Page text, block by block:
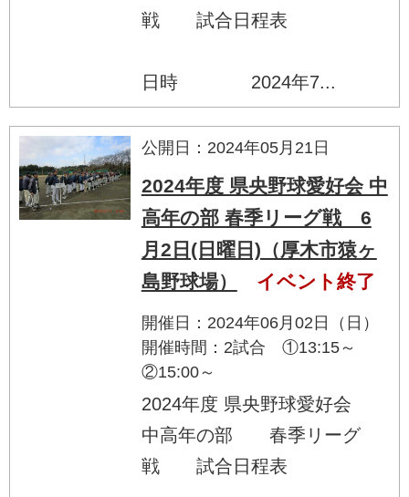
戦 試合日程表
日時 2024年7...
公開日：2024年05月21日
2024年度 県央野球愛好会 中
高年の部 春季リーグ戦 6
月2日(日曜日)（厚木市猿ヶ
島野球場）
イベント終了
開催日：2024年06月02日（日）
開催時間：2試合 ①13:15～
②15:00～
2024年度 県央野球愛好会
中高年の部 春季リーグ
戦 試合日程表